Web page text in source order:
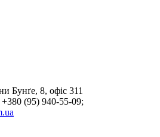
Бунґе, 8, офіс 311
(95) 940-55-09;